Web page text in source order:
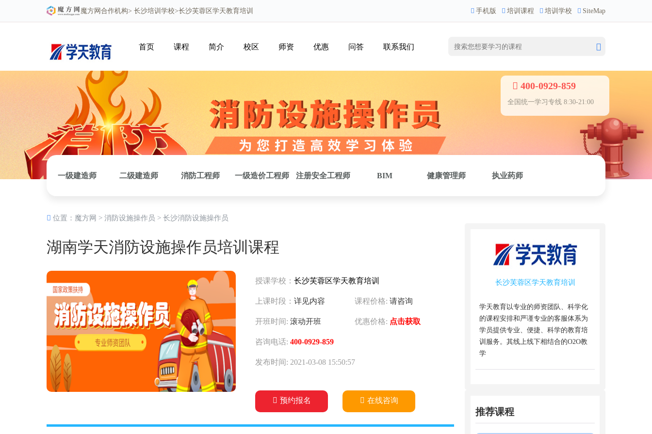
手机版 培训课程 培训学校 SiteMap
魔方网 合作机构> 长沙培训学校>长沙芙蓉区学天教育培训
首页 课程 简介 校区 师资 优惠 问答 联系我们
400-0929-859
全国统一学习专线 8:30-21:00
一级建造师 二级建造师 消防工程师 一级造价工程师 注册安全工程师 BIM 健康管理师 执业药师
位置： 魔方网 > 消防设施操作员 > 长沙消防设施操作员
湖南学天消防设施操作员培训课程
授课学校： 长沙芙蓉区学天教育培训
上课时段： 详见内容 课程价格: 请咨询
开班时间: 滚动开班 优惠价格: 点击获取
咨询电话: 400-0929-859
发布时间: 2021-03-08 15:50:57
预约报名 在线咨询
长沙芙蓉区学天教育培训
学天教育以专业的师资团队、科学化
的课程安排和严谨专业的客服体系为
学员提供专业、便捷、科学的教育培
训服务。其线上线下相结合的O2O教
学
推荐课程